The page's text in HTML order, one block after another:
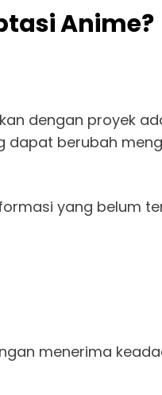
Anime?
dengan proyek
dapat berubah
yang belum
menerima